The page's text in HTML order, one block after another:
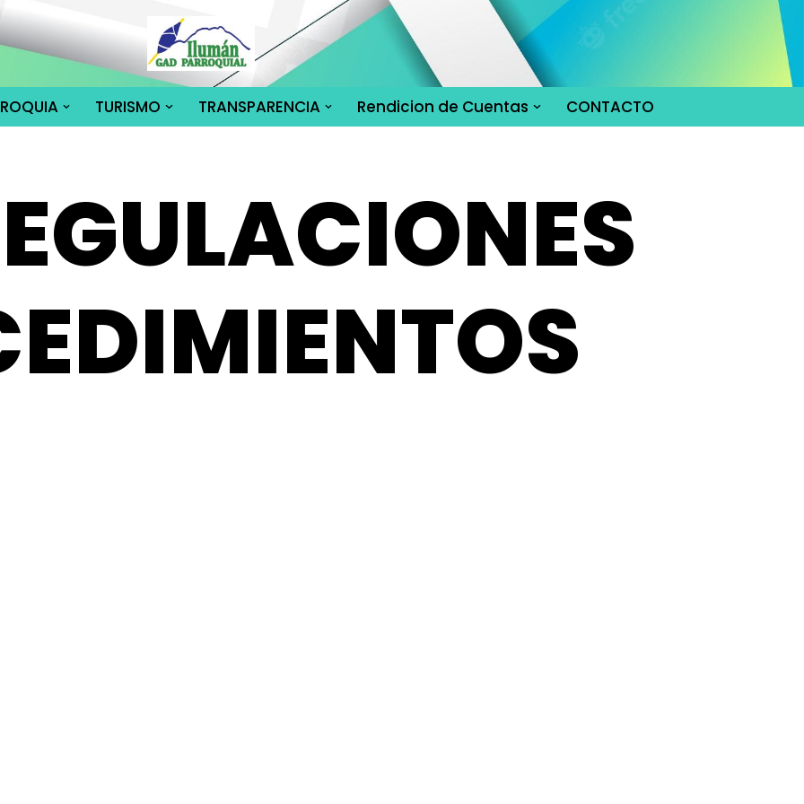
TURISMO TRANSPARENCIA Rendicion de Cuentas CONTACTO